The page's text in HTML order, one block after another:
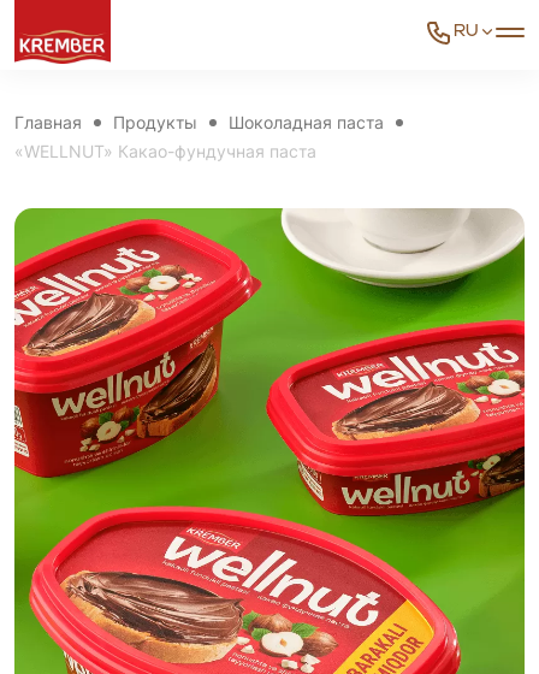
RU
Главная Продукты
Шоколадная паста
«WELLNUT» Какао-фундучная паста